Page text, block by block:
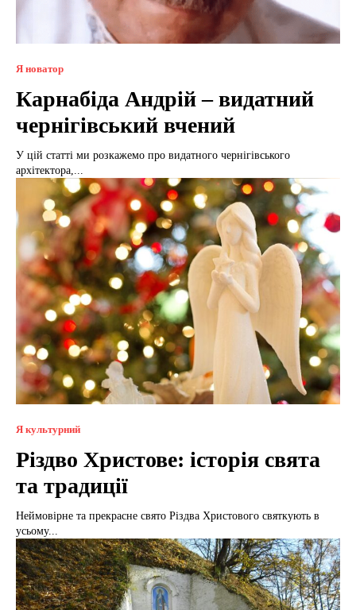
Я новатор
Карнабіда Андрій – видатний
чернігівський вчений
У цій статті ми розкажемо про видатного чернігівського
архітектора,...
Я культурний
Різдво Христове: історія свята
та традиції
Неймовірне та прекрасне свято Різдва Христового святкують в
усьому...